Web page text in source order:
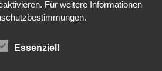
Für weitere Informationen
Essenziell